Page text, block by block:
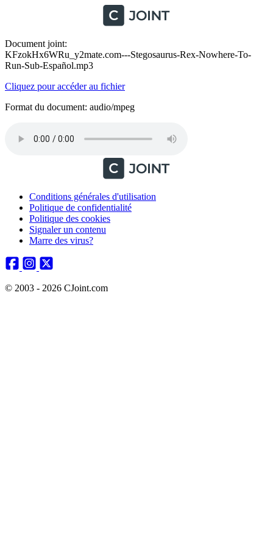
Document joint:
KFzokHx6WRu_y2mate.com---Stegosaurus-Rex-Nowhere-To-
Run-Sub-Español.mp3
Cliquez pour accéder au fichier
Format du document: audio/mpeg
Conditions générales d'utilisation
Politique de confidentialité
Politique des cookies
Signaler un contenu
Marre des virus?
© 2003 - 2026 CJoint.com